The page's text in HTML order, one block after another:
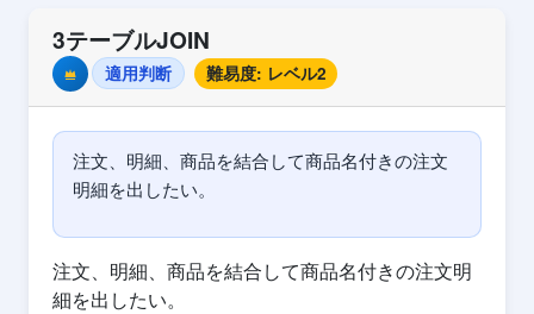
3テーブルJOIN
Premium適用判断 難易度: レベル2
注文、明細、商品を結合して商品名付きの注文
明細を出したい。
注文、明細、商品を結合して商品名付きの注文明
細を出したい。